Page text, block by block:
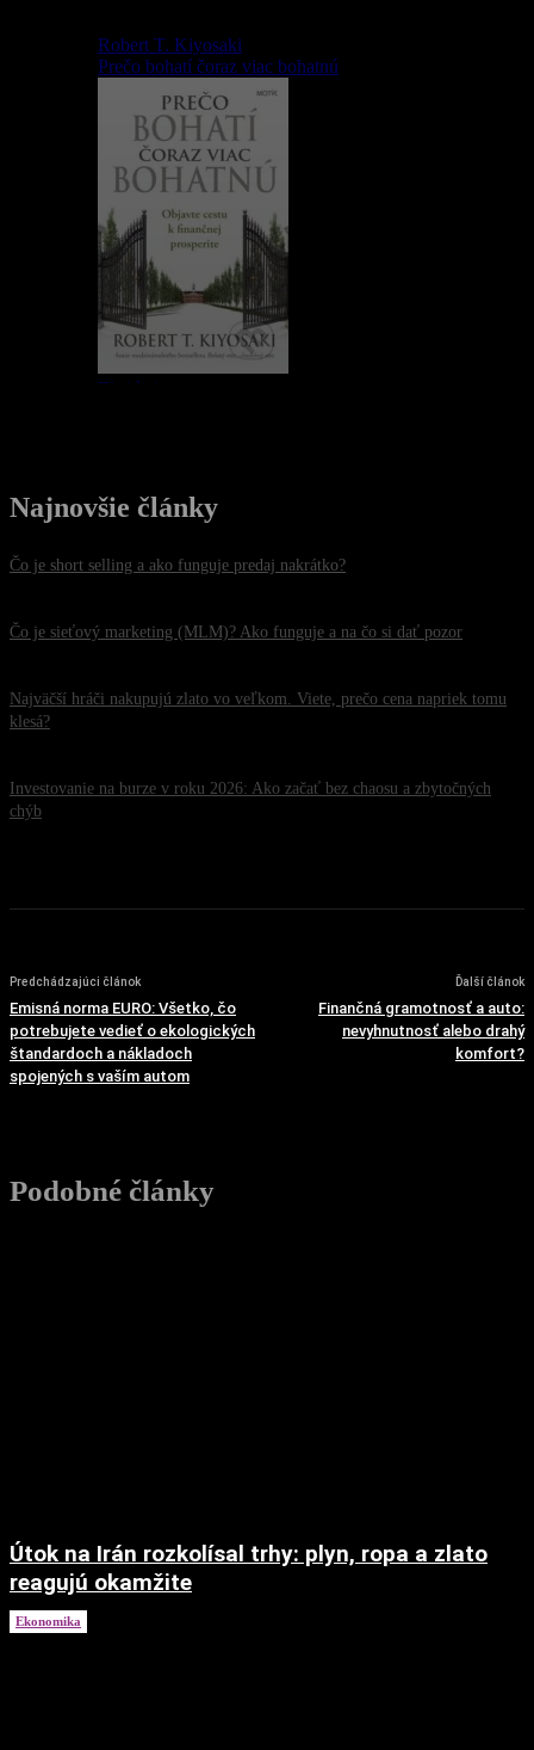
Najnovšie články
Čo je short selling a ako funguje predaj nakrátko?
Čo je sieťový marketing (MLM)? Ako funguje a na čo si dať pozor
Najväčší hráči nakupujú zlato vo veľkom. Viete, prečo cena napriek tomu
klesá?
Investovanie na burze v roku 2026: Ako začať bez chaosu a zbytočných
chýb
Predchádzajúci článok
Emisná norma EURO: Všetko, čo
potrebujete vedieť o ekologických
štandardoch a nákladoch
spojených s vaším autom
Ďalší článok
Finančná gramotnosť a auto:
nevyhnutnosť alebo drahý
komfort?
Podobné články
Útok na Irán rozkolísal trhy: plyn, ropa a zlato
reagujú okamžite
Ekonomika